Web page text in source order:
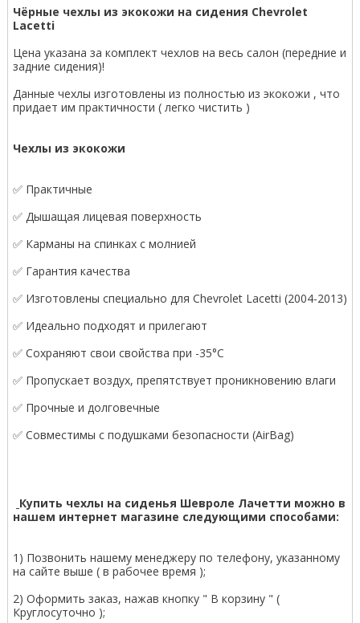
Чёрные чехлы из экокожи на сидения Chevrolet
Lacetti
Цена указана за комплект чехлов на весь салон (передние и
задние сидения)!
Данные чехлы изготовлены из полностью из экокожи , что
придает им практичности ( легко чистить )
Чехлы из экокожи
✅ Практичные
✅ Дышащая лицевая поверхность
✅ Карманы на спинках с молнией
✅ Гарантия качества
✅ Изготовлены специально для Chevrolet Lacetti (2004-2013)
✅ Идеально подходят и прилегают
✅ Сохраняют свои свойства при -35°С
✅ Пропускает воздух, препятствует проникновению влаги
✅ Прочные и долговечные
✅ Совместимы с подушками безопасности (AirBag)
Купить чехлы на сиденья Шевроле Лачетти можно в
нашем интернет магазине следующими способами:
1) Позвонить нашему менеджеру по телефону, указанному
на сайте выше ( в рабочее время );
2) Оформить заказ, нажав кнопку " В корзину " (
Круглосуточно );